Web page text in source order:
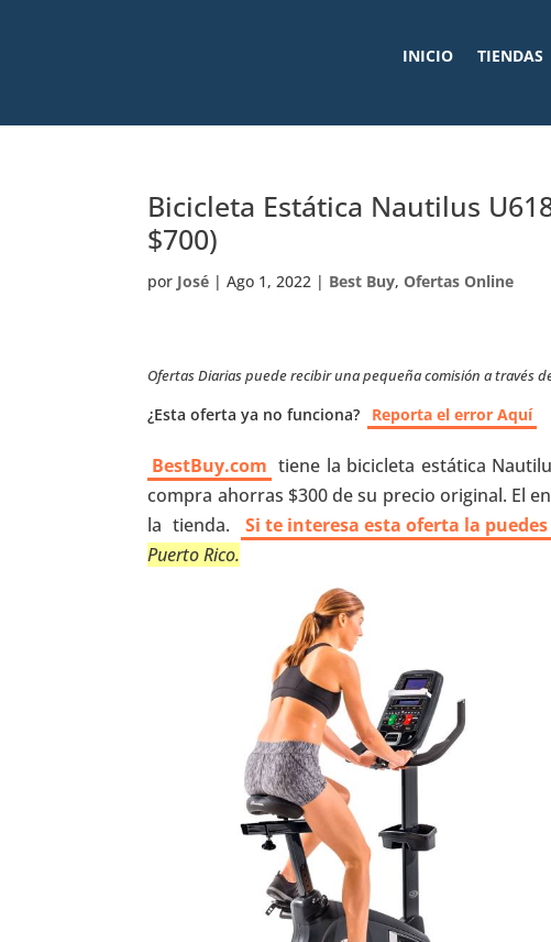
INICIO TIENDAS
Bicicleta Estática Nautilus
$700)
por José |Ago 1, 2022 | Best Buy,Ofertas Online
Ofertas Diarias puede recibir una pequeña comisión a través
¿Esta oferta ya no funciona? Reporta el error Aquí
BestBuy.com tiene la bicicleta estática
compra ahorras $300 de su precio original. El
la tienda.
Si te interesa esta oferta la
Puerto Rico.